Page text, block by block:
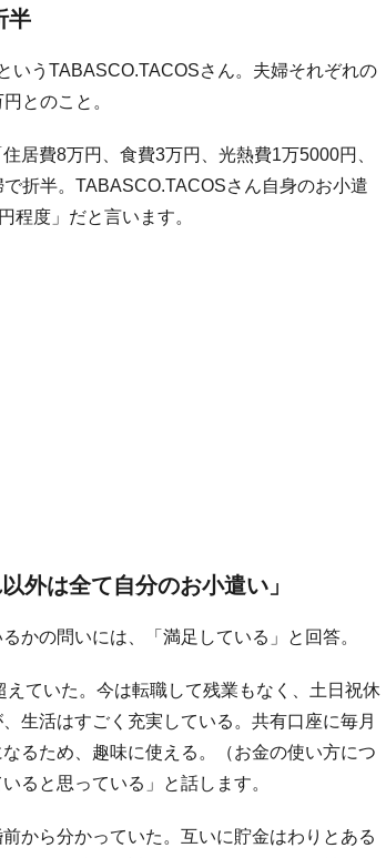
半
いうTABASCO.TACOSさん。夫婦それぞれの
とのこと。
居費8万円、食費3万円、光熱費1万5000円、
折半。TABASCO.TACOSさん自身のお小遣
程度」だと言います。
外は全て自分のお小遣い」
かの問いには、「満足している」と回答。
ていた。今は転職して残業もなく、土日祝休
生活はすごく充実している。共有口座に毎月
るため、趣味に使える。（お金の使い方につ
ると思っている」と話します。
から分かっていた。互いに貯金はわりとある